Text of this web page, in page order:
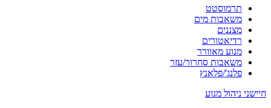
תרמוסטט
משאבות מים
מצננים
רדיאטורים
מנוע מאוורר
משאבות סחרור/עזר
פלנג'/פלאנץ
חיישני ניהול מנוע